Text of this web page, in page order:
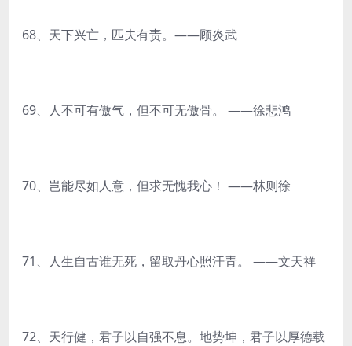
68、天下兴亡，匹夫有责。——顾炎武
69、人不可有傲气，但不可无傲骨。 ——徐悲鸿
70、岂能尽如人意，但求无愧我心！ ——林则徐
71、人生自古谁无死，留取丹心照汗青。 ——文天祥
72、天行健，君子以自强不息。地势坤，君子以厚德载